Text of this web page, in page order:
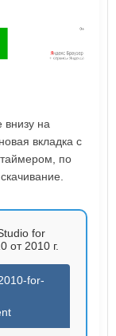
на
вкладка с
по
for
от 2010 г.
for-